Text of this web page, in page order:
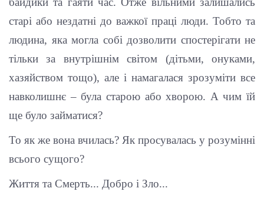
старі або нездатні до важкої праці люди. Тобто та
людина, яка могла собі дозволити спостерігати не
тільки за внутрішнім світом (дітьми, онуками,
хазяйством тощо), але і намагалася зрозуміти все
навколишнє – була старою або хворою. А чим їй
ще було займатися?
То як же вона вчилась? Як просувалась у розумінні
всього сущого?
Життя та Смерть... Добро і Зло...